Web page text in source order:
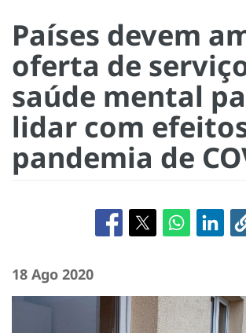
Países devem
oferta de
saúde mental
lidar com
pandemia de
18 Ago 2020